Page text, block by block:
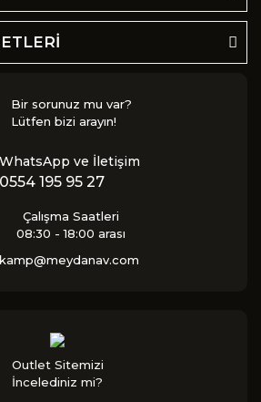
Bir sorunuz mu var?
Lütfen bizi arayın!
WhatsApp ve İletişim
0554 195 95 27
Çalışma Saatleri
08:30 - 18:00 arası
kamp@meydanav.com
Outlet Sitemizi
İncelediniz mi?